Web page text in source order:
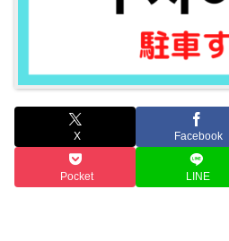
X Facebook
Pocket LINE